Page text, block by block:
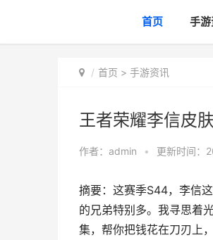
首页 手
首页 > 手游资讯
王者荣耀李信皮
作者： admin • 更新时间：
摘要：这赛季S44，李信
的兄弟特别多。我寻思着
集，帮你把钱花在刀刃上